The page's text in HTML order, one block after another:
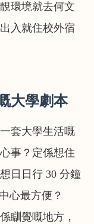
環境就去何文
入就住校外宿
大學劇本
套大學生活嘅
事？定係想住
日日行 30 分鐘
心最方便？
瞓覺嘅地方，